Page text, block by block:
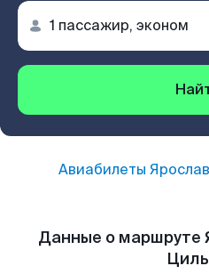
Авиабилеты
Данные о маршруте